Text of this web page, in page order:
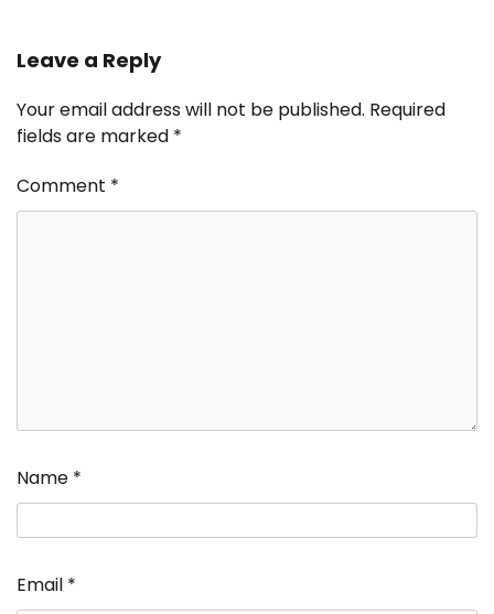
Leave a Reply
Your email address will not be published. Required
fields are marked *
Comment *
Name *
Email *